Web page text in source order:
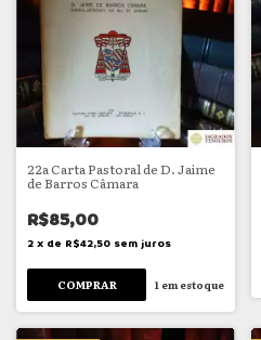
22a Carta Pastoral de D. Jaime
de Barros Câmara
R$85,00
2 x de R$42,50 sem juros
1 em estoque